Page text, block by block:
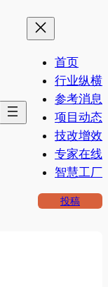
首页
行业纵横
参考消息
项目动态
技改增效
专家在线
智慧工厂
投稿